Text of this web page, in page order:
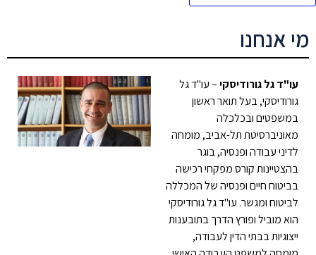
גורודיסקי– עו"ד גל
בעל תואר ראשון
ובכלכלה
תל-אביב, מומחה
ופנסיה, בוגר
קורס מפקחי רכישה
חיים ופנסיה של המכללה
ומגשר. עו"ד גל גורודיסקי
ופורץ הדרך בתובענות
בבתי הדין לעבודה,